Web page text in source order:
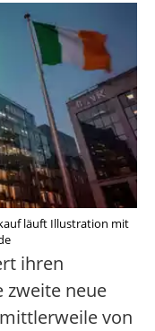
läuft Illustration mit
ihren
zweite neue
von